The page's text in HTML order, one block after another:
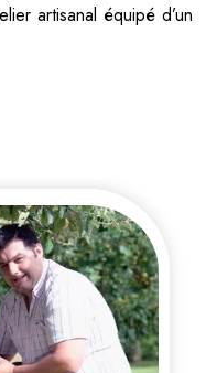
artisanal équipé d’un